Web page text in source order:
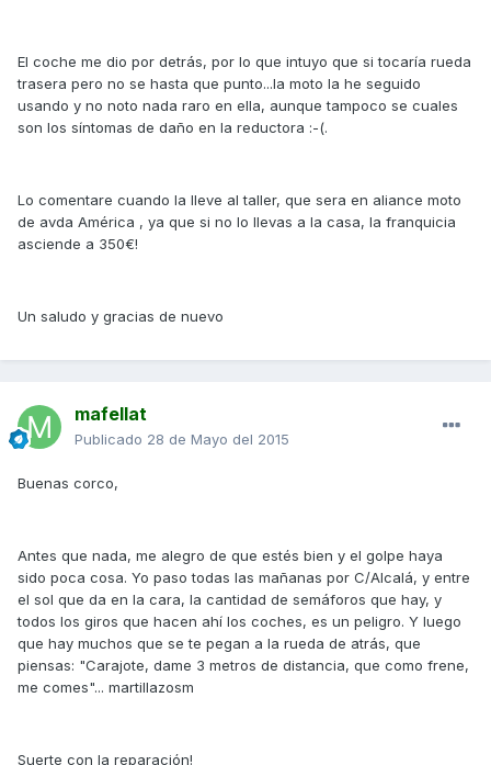
El coche me dio por detrás, por lo que intuyo que si tocaría rueda
trasera pero no se hasta que punto...la moto la he seguido
usando y no noto nada raro en ella, aunque tampoco se cuales
son los síntomas de daño en la reductora :-(.
Lo comentare cuando la lleve al taller, que sera en aliance moto
de avda América , ya que si no lo llevas a la casa, la franquicia
asciende a 350€!
Un saludo y gracias de nuevo
mafellat
Publicado 28 de Mayo del 2015
Buenas corco,
Antes que nada, me alegro de que estés bien y el golpe haya
sido poca cosa. Yo paso todas las mañanas por C/Alcalá, y entre
el sol que da en la cara, la cantidad de semáforos que hay, y
todos los giros que hacen ahí los coches, es un peligro. Y luego
que hay muchos que se te pegan a la rueda de atrás, que
piensas: "Carajote, dame 3 metros de distancia, que como frene,
me comes"... martillazosm
Suerte con la reparación!